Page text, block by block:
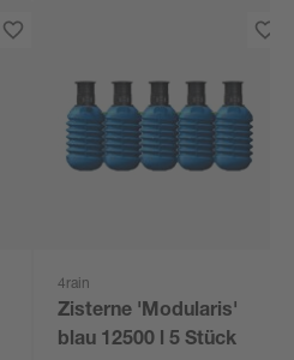
4rain
Zisterne 'Modularis'
blau 12500 l 5 Stück